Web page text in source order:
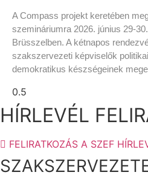
A Compass projekt keretében
szemináriumra 2026. június 29-
Brüsszelben. A kétnapos
szakszervezeti képviselők
demokratikus készségeinek
HÍRLEVÉL
FELIRATKOZÁS A SZEF